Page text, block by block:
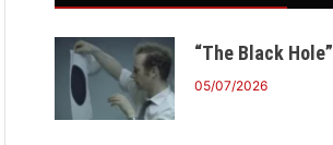
“The Black Hole”
05/07/2026